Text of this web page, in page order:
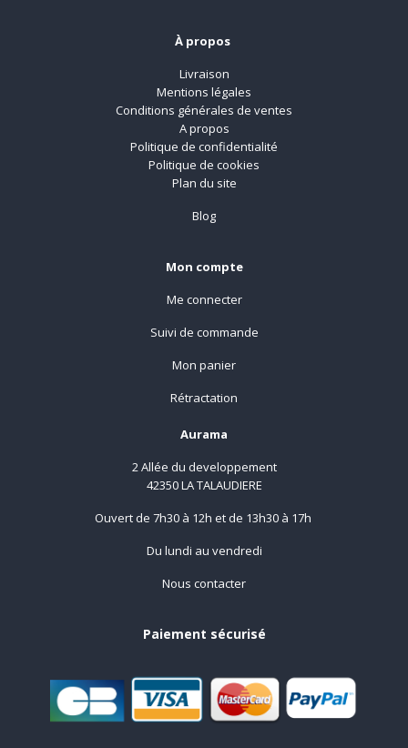
À propos
Livraison
Mentions légales
Conditions générales de ventes
A propos
Politique de confidentialité
Politique de cookies
Plan du site
Blog
Mon compte
Me connecter
Suivi de commande
Mon panier
Rétractation
Aurama
2 Allée du developpement
42350 LA TALAUDIERE
Ouvert de 7h30 à 12h et de 13h30 à 17h
Du lundi au vendredi
Nous contacter
Paiement sécurisé